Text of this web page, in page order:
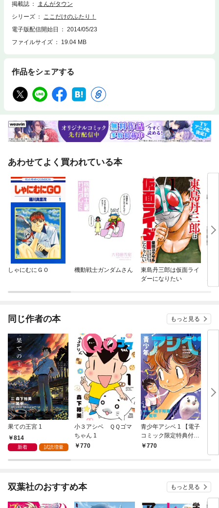
掲載誌
まんがタウン
シリーズ
ここだけのふたり！
電子版配信開始日
2014/05/23
ファイルサイズ
19.04 MB
作品をシェアする
あわせてよく買われている本
しゃにむにＧＯ 機動戦士ガンダムさん
東島丹三郎は仮面ライ
ダーになりたい
同じ作者の本 もっと見る
果ての王宮 1
814
新着 試読増量
小３アシベ ＱＱゴマ
ちゃん 1
770
青少年アシベ 1 【電子
コミック限定特典付
き】770
双葉社のおすすめ本 もっと見る